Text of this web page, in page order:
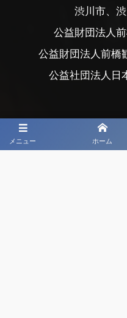
メニュー ホーム
渋川市、
公益財団法人
公益財団法人前橋
公益社団法人日